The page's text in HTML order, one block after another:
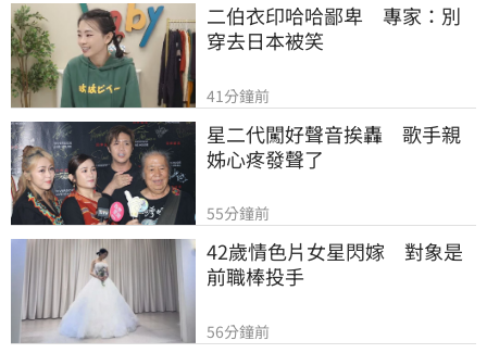
二伯衣印哈哈鄙卑　專家：別
穿去日本被笑
41分鐘前
星二代闖好聲音挨轟　歌手親
姊心疼發聲了
55分鐘前
42歲情色片女星閃嫁　對象是
前職棒投手
56分鐘前